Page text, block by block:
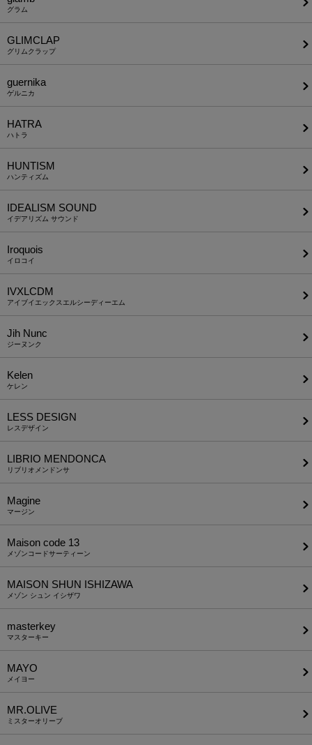
グラム
GLIMCLAP
グリムクラップ
guernika
ゲルニカ
HATRA
ハトラ
HUNTISM
ハンティズム
IDEALISM SOUND
イデアリズム サウンド
Iroquois
イロコイ
IVXLCDM
アイブイエックスエルシーディーエム
Jih Nunc
ジーヌンク
Kelen
ケレン
LESS DESIGN
レスデザイン
LIBRIO MENDONCA
リブリオメンドンサ
Magine
マージン
Maison code 13
メゾンコードサーティーン
MAISON SHUN ISHIZAWA
メゾン シュン イシザワ
masterkey
マスターキー
MAYO
メイヨー
MR.OLIVE
ミスターオリーブ